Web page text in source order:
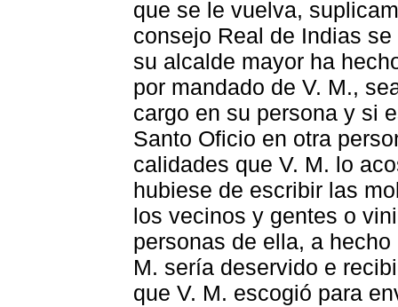
que se le vuelva,
consejo Real de Indias
su alcalde mayor ha
por mandado de V. M.,
cargo en su persona y si
Santo Oficio en otra
calidades que V. M. lo
hubiese de escribir las
los vecinos y gentes o
personas de ella, a
M. sería deservido e
que V. M. escogió para